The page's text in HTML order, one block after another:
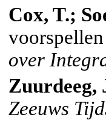
Cox, T.;
over
Zuurdeeg,
Zeeuws